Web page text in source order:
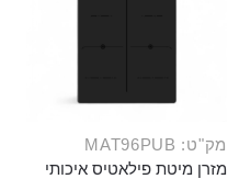
מק"ט: MAT96PUB
מזרן מיטת פילאטיס איכותי